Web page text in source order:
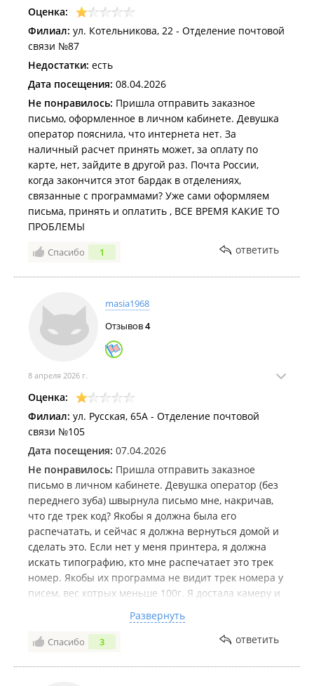
Оценка:
Филиал: ул. Котельникова, 22 - Отделение почтовой
связи №87
Недостатки: есть
Дата посещения: 08.04.2026
Не понравилось: Пришла отправить заказное
письмо, оформленное в личном кабинете. Девушка
оператор пояснила, что интернета нет. За
наличный расчет принять может, за оплату по
карте, нет, зайдите в другой раз. Почта России,
когда закончится этот бардак в отделениях,
связанные с программами? Уже сами оформляем
письма, принять и оплатить , ВСЕ ВРЕМЯ КАКИЕ ТО
ПРОБЛЕМЫ
Спасибо 1 ответить
masia1968
Отзывов4
8 апреля 2026 г.
Оценка:
Филиал: ул. Русская, 65А - Отделение почтовой
связи №105
Дата посещения: 07.04.2026
Не понравилось: Пришла отправить заказное
письмо в личном кабинете. Девушка оператор (без
переднего зуба) швырнула письмо мне, накричав,
что где трек код? Якобы я должна была его
распечатать, и сейчас я должна вернуться домой и
сделать это. Если нет у меня принтера, я должна
искать типографию, кто мне распечатает это трек
номер. Якобы их программа не видит трек номера у
писем, вес котрых меньше 100г. Я достала камеру и
выхватить мой телефон, после поняла, что я
снимаю, стала хамить и изворачиваться. Почта
связанные с программами?
Развернуть
Спасибо 3 ответить